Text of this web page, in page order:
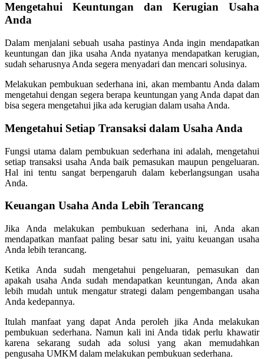
Mengetahui Keuntungan dan Kerugian Usaha
Anda
Dalam menjalani sebuah usaha pastinya Anda ingin mendapatkan
keuntungan dan jika usaha Anda nyatanya mendapatkan kerugian,
sudah seharusnya Anda segera menyadari dan mencari solusinya.
Melakukan pembukuan sederhana ini, akan membantu Anda dalam
mengetahui dengan segera berapa keuntungan yang Anda dapat dan
bisa segera mengetahui jika ada kerugian dalam usaha Anda.
Mengetahui Setiap Transaksi dalam Usaha Anda
Fungsi utama dalam pembukuan sederhana ini adalah, mengetahui
setiap transaksi usaha Anda baik pemasukan maupun pengeluaran.
Hal ini tentu sangat berpengaruh dalam keberlangsungan usaha
Anda.
Keuangan Usaha Anda Lebih Terancang
Jika Anda melakukan pembukuan sederhana ini, Anda akan
mendapatkan manfaat paling besar satu ini, yaitu keuangan usaha
Anda lebih terancang.
Ketika Anda sudah mengetahui pengeluaran, pemasukan dan
apakah usaha Anda sudah mendapatkan keuntungan, Anda akan
lebih mudah untuk mengatur strategi dalam pengembangan usaha
Anda kedepannya.
Itulah manfaat yang dapat Anda peroleh jika Anda melakukan
pembukuan sederhana. Namun kali ini Anda tidak perlu khawatir
karena sekarang sudah ada solusi yang akan memudahkan
pengusaha UMKM dalam melakukan pembukuan sederhana.